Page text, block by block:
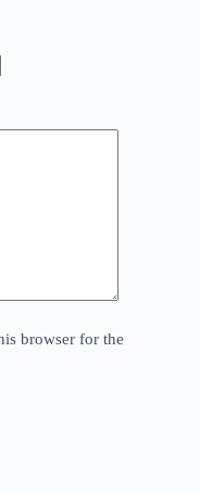
browser for the